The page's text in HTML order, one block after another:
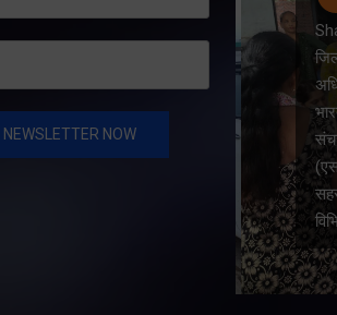
देहरादून आर्थिक कॉरिडोर
12 किलोमीटर लंबी
ग्रीनफील्ड चार लेन